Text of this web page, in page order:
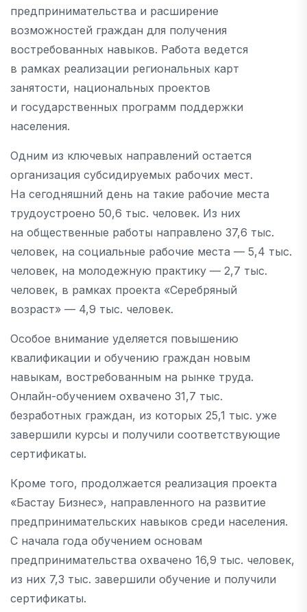
предпринимательства и расширение
возможностей граждан для получения
востребованных навыков. Работа ведется
в рамках реализации региональных карт
занятости, национальных проектов
и государственных программ поддержки
населения.
Одним из ключевых направлений остается
организация субсидируемых рабочих мест.
На сегодняшний день на такие рабочие места
трудоустроено 50,6 тыс. человек. Из них
на общественные работы направлено 37,6 тыс.
человек, на социальные рабочие места — 5,4 тыс.
человек, на молодежную практику — 2,7 тыс.
человек, в рамках проекта «Серебряный
возраст» — 4,9 тыс. человек.
Особое внимание уделяется повышению
квалификации и обучению граждан новым
навыкам, востребованным на рынке труда.
Онлайн-обучением охвачено 31,7 тыс.
безработных граждан, из которых 25,1 тыс. уже
завершили курсы и получили соответствующие
сертификаты.
Кроме того, продолжается реализация проекта
«Бастау Бизнес», направленного на развитие
предпринимательских навыков среди населения.
С начала года обучением основам
предпринимательства охвачено 16,9 тыс. человек,
из них 7,3 тыс. завершили обучение и получили
сертификаты.